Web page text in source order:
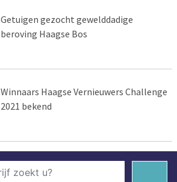
Getuigen gezocht gewelddadige
beroving Haagse Bos
Winnaars Haagse Vernieuwers Challenge
2021 bekend